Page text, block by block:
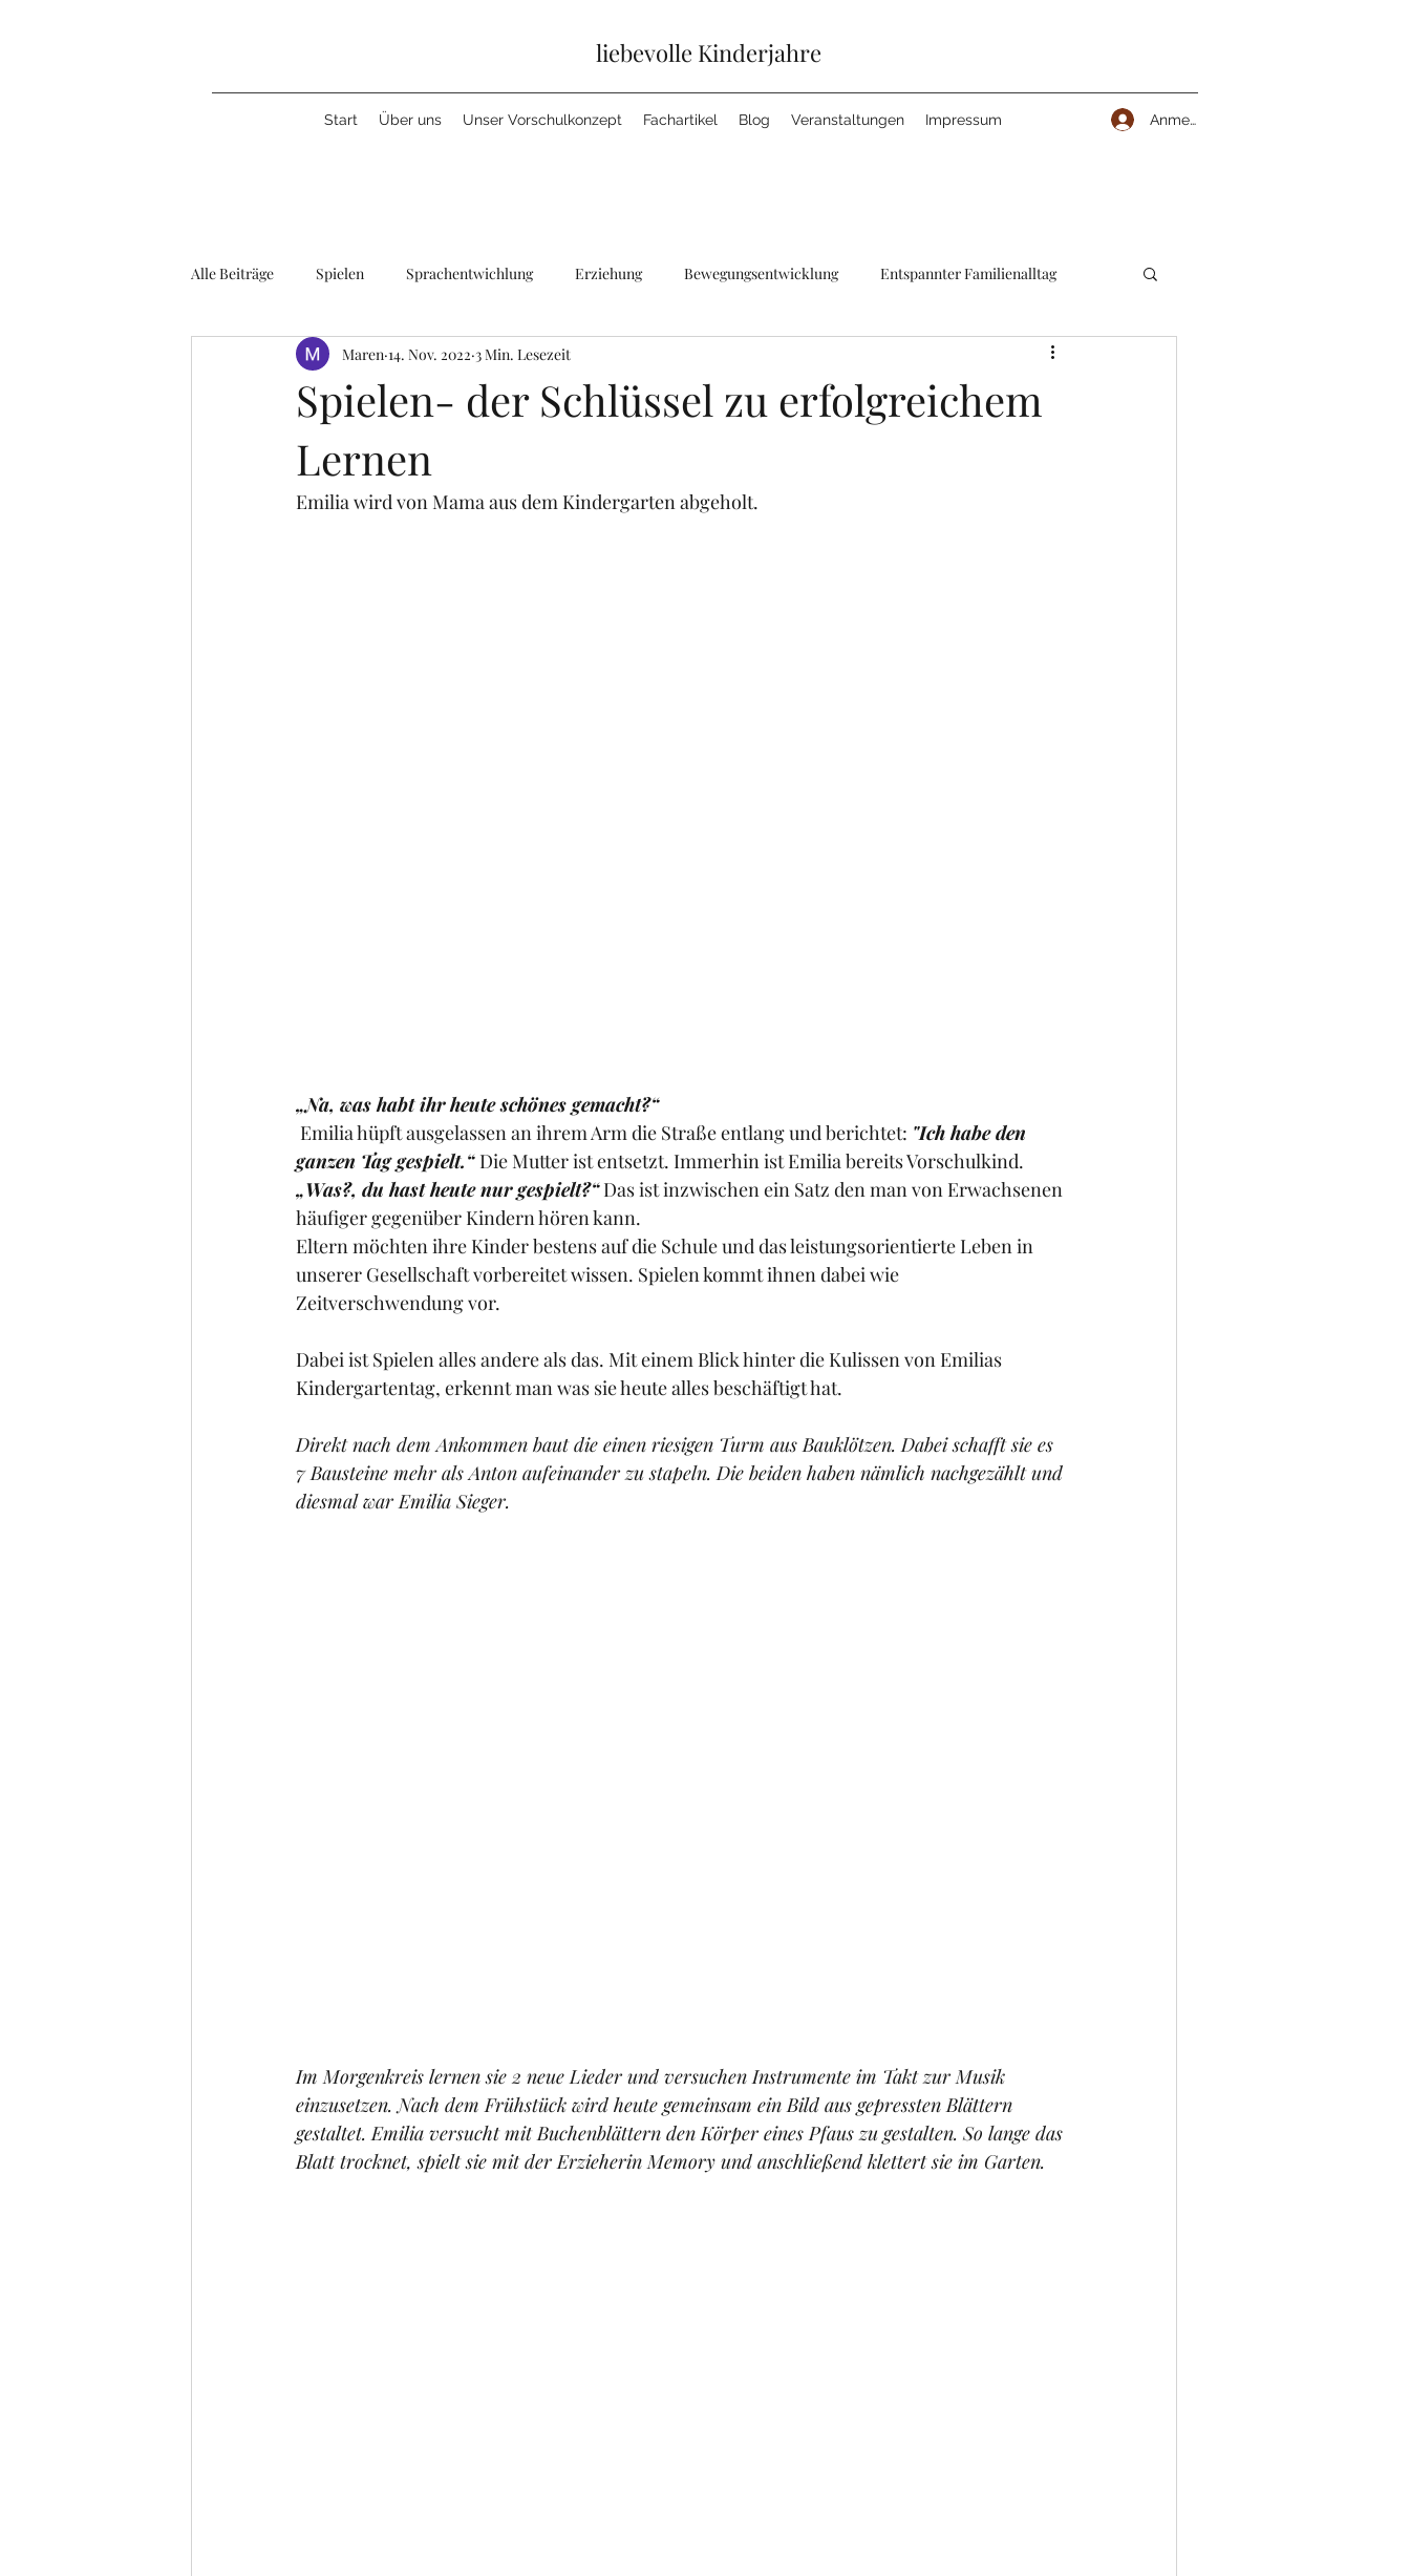
liebevolle Kinderjahre
Start Über uns Unser Vorschulkonzept Fachartikel Blog Veranstaltungen Impressum Anmelden
Alle Beiträge Spielen Sprachentwichlung Erziehung Bewegungsentwicklung Entspannter Familienalltag
Geschwister Musik/Kunst/Kultur Natur
Spielen- der Schlüssel zu erfolgreichem
Lernen
Maren 14. Nov. 2022 3 Min. Lesezeit
Emilia wird von Mama aus dem Kindergarten abgeholt.
„Na, was habt ihr heute schönes gemacht?“
Emilia hüpft ausgelassen an ihrem Arm die Straße entlang und berichtet: "Ich habe den
ganzen Tag gespielt.“ Die Mutter ist entsetzt. Immerhin ist Emilia bereits Vorschulkind.
„Was?, du hast heute nur gespielt?“ Das ist inzwischen ein Satz den man von Erwachsenen
häufiger gegenüber Kindern hören kann.
Eltern möchten ihre Kinder bestens auf die Schule und das leistungsorientierte Leben in
unserer Gesellschaft vorbereitet wissen. Spielen kommt ihnen dabei wie
Zeitverschwendung vor.
Dabei ist Spielen alles andere als das. Mit einem Blick hinter die Kulissen von Emilias
Kindergartentag, erkennt man was sie heute alles beschäftigt hat.
Direkt nach dem Ankommen baut die einen riesigen Turm aus Bauklötzen. Dabei schafft sie es
7 Bausteine mehr als Anton aufeinander zu stapeln. Die beiden haben nämlich nachgezählt und
diesmal war Emilia Sieger.
Im Morgenkreis lernen sie 2 neue Lieder und versuchen Instrumente im Takt zur Musik
einzusetzen. Nach dem Frühstück wird heute gemeinsam ein Bild aus gepressten Blättern
gestaltet. Emilia versucht mit Buchenblättern den Körper eines Pfaus zu gestalten. So lange das
Blatt trocknet, spielt sie mit der Erzieherin Memory und anschließend klettert sie im Garten.